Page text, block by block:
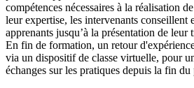
compétences nécessaires à la réalisation
leur expertise, les intervenants conseillent
apprenants jusqu’à la présentation de leur
En fin de formation, un retour
via un dispositif de classe virtuelle, pour
échanges sur les pratiques depuis la fin du